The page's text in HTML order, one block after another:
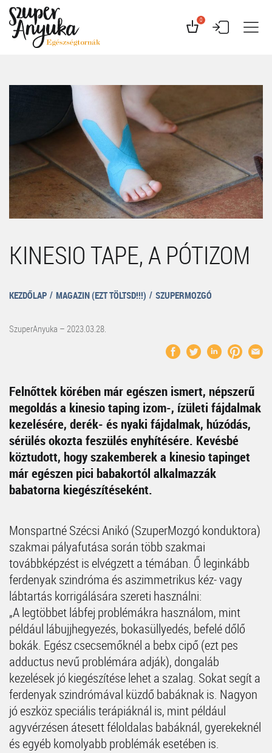
0
KINESIO TAPE, A PÓTIZOM
KEZDŐLAP MAGAZIN (EZT TÖLTSD!!!) SZUPERMOZGÓ
SzuperAnyuka – 2023.03.28.
Felnőttek körében már egészen ismert, népszerű
megoldás a kinesio taping izom-, ízületi fájdalmak
kezelésére, derék- és nyaki fájdalmak, húzódás,
sérülés okozta feszülés enyhítésére. Kevésbé
köztudott, hogy szakemberek a kinesio tapinget
már egészen pici babakortól alkalmazzák
babatorna kiegészítéseként.
Monspartné Szécsi Anikó (SzuperMozgó konduktora)
szakmai pályafutása során több szakmai
továbbképzést is elvégzett a témában. Ő leginkább
ferdenyak szindróma és aszimmetrikus kéz- vagy
lábtartás korrigálására szereti használni:
„A legtöbbet lábfej problémákra használom, mint
például lábujjhegyezés, bokasüllyedés, befelé dőlő
bokák. Egész csecsemőknél a bebx cipő (ezt pes
adductus nevű problémára adják), dongaláb
kezelések jó kiegészítése lehet a szalag. Sokat segít a
ferdenyak szindrómával küzdő babáknak is. Nagyon
jó eszköz speciális terápiáknál is, mint például
agyvérzésen átesett féloldalas babáknál, gyerekeknél
és egyéb komolyabb problémák esetében is.